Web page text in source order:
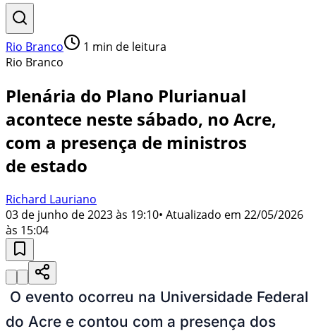
Rio Branco 1 min de leitura
Rio Branco
Plenária do Plano Plurianual
acontece neste sábado, no Acre,
com a presença de ministros
de estado
Richard Lauriano
03 de junho de 2023 às 19:10• Atualizado em 22/05/2026
às 15:04
O evento ocorreu na Universidade Federal
do Acre e contou com a presença dos